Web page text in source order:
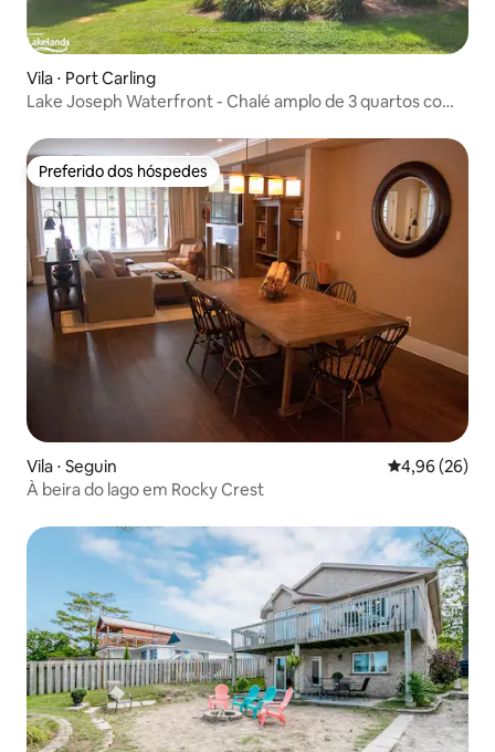
Vila ⋅ Port Carling
Lake Joseph Waterfront - Chalé amplo de 3 quartos com
Preferido dos hóspedes
Preferido dos hóspedes
Vila ⋅ Seguin 4,96 de uma
4,96 (26)
À beira do lago em Rocky Crest